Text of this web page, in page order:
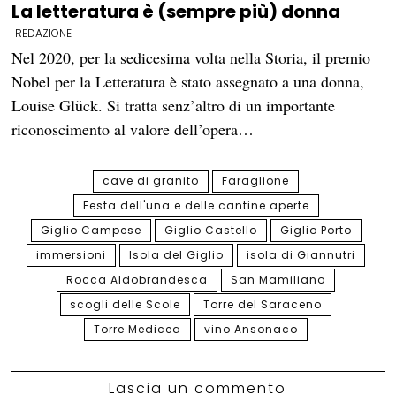
La letteratura è (sempre più) donna
REDAZIONE
Nel 2020, per la sedicesima volta nella Storia, il premio
Nobel per la Letteratura è stato assegnato a una donna,
Louise Glück. Si tratta senz’altro di un importante
riconoscimento al valore dell’opera…
cave di granito
Faraglione
Festa dell'una e delle cantine aperte
Giglio Campese
Giglio Castello
Giglio Porto
immersioni
Isola del Giglio
isola di Giannutri
Rocca Aldobrandesca
San Mamiliano
scogli delle Scole
Torre del Saraceno
Torre Medicea
vino Ansonaco
Lascia un commento